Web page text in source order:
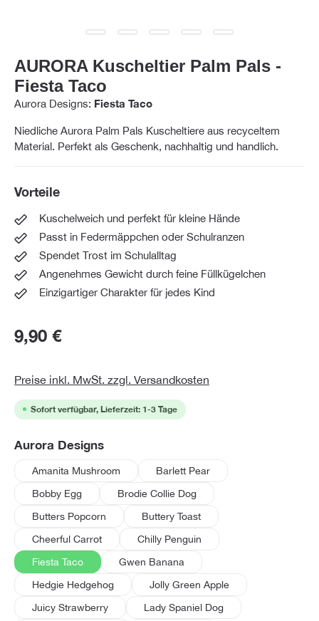
AURORA Kuscheltier Palm Pals -
Fiesta Taco
Aurora Designs: Fiesta Taco
Niedliche Aurora Palm Pals Kuscheltiere aus recyceltem
Material. Perfekt als Geschenk, nachhaltig und handlich.
Vorteile
Kuschelweich und perfekt für kleine Hände
Passt in Federmäppchen oder Schulranzen
Spendet Trost im Schulalltag
Angenehmes Gewicht durch feine Füllkügelchen
Einzigartiger Charakter für jedes Kind
9,90 €
Preise inkl. MwSt. zzgl. Versandkosten
Sofort verfügbar, Lieferzeit: 1-3 Tage
Aurora Designsauswählen
Amanita Mushroom
Barlett Pear
Bobby Egg
Brodie Collie Dog
Butters Popcorn
Buttery Toast
Cheerful Carrot
Chilly Penguin
Fiesta Taco
Gwen Banana
Hedgie Hedgehog
Jolly Green Apple
Juicy Strawberry
Lady Spaniel Dog